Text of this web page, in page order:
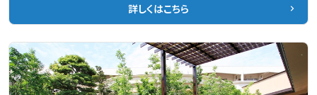
詳しくはこちら